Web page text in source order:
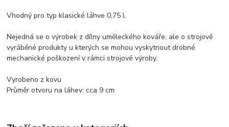
Vhodný pro typ klasické láhve 0,75 l.
Nejedná se o výrobek z dílny uměleckého kováře, ale o strojově
vyráběné produkty u kterých se mohou vyskytnout drobné
mechanické poškození v rámci strojové výroby.
Vyrobeno z kovu
Průměr otvoru na láhev: cca 9 cm